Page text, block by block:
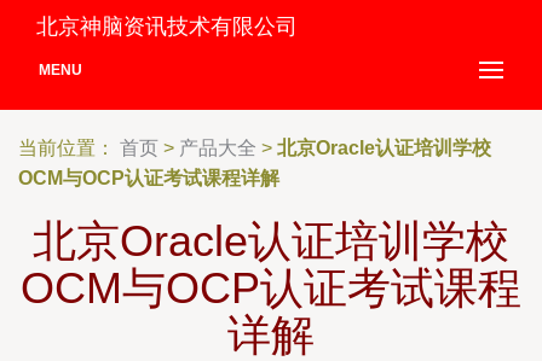
北京神脑资讯技术有限公司
MENU
当前位置： 首页 > 产品大全 > 北京Oracle认证培训学校
OCM与OCP认证考试课程详解
北京Oracle认证培训学校
OCM与OCP认证考试课程
详解